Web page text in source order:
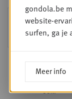
15
SEP
Into
Mis
helder
een
ooit.
gondola.be
website-
surfen, ga je
Meer info